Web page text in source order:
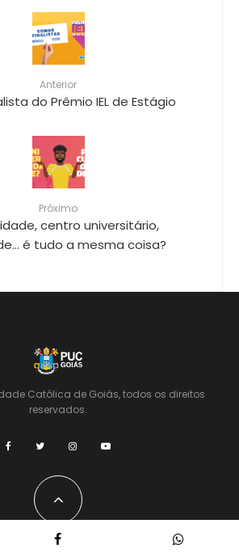
Anterior
do Prêmio IEL de Estágio
Próximo
centro universitário,
é tudo a mesma coisa?
Católica de Goiás, todos os direitos
reservados.